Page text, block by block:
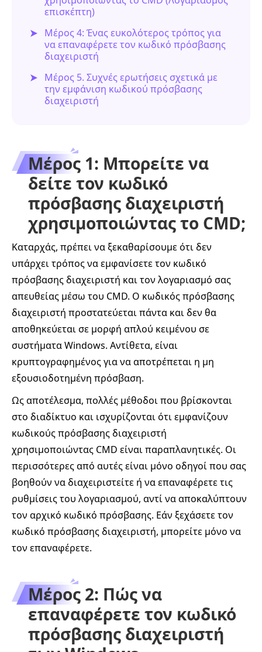
επισκέπτη)
Μέρος 4: Ένας ευκολότερος τρόπος για
να επαναφέρετε τον κωδικό πρόσβασης
διαχειριστή
Μέρος 5. Συχνές ερωτήσεις σχετικά με
την εμφάνιση κωδικού πρόσβασης
διαχειριστή
Μέρος 1: Μπορείτε να
δείτε τον κωδικό
πρόσβασης διαχειριστή
χρησιμοποιώντας το CMD;
Καταρχάς, πρέπει να ξεκαθαρίσουμε ότι δεν
υπάρχει τρόπος να εμφανίσετε τον κωδικό
πρόσβασης διαχειριστή και τον λογαριασμό σας
απευθείας μέσω του CMD. Ο κωδικός πρόσβασης
διαχειριστή προστατεύεται πάντα και δεν θα
αποθηκεύεται σε μορφή απλού κειμένου σε
συστήματα Windows. Αντίθετα, είναι
κρυπτογραφημένος για να αποτρέπεται η μη
εξουσιοδοτημένη πρόσβαση.
Ως αποτέλεσμα, πολλές μέθοδοι που βρίσκονται
στο διαδίκτυο και ισχυρίζονται ότι εμφανίζουν
κωδικούς πρόσβασης διαχειριστή
χρησιμοποιώντας CMD είναι παραπλανητικές. Οι
περισσότερες από αυτές είναι μόνο οδηγοί που σας
βοηθούν να διαχειριστείτε ή να επαναφέρετε τις
ρυθμίσεις του λογαριασμού, αντί να αποκαλύπτουν
τον αρχικό κωδικό πρόσβασης. Εάν ξεχάσετε τον
κωδικό πρόσβασης διαχειριστή, μπορείτε μόνο να
τον επαναφέρετε.
Μέρος 2: Πώς να
επαναφέρετε τον κωδικό
πρόσβασης διαχειριστή